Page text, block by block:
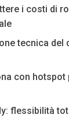
i costi di
tecnica del
con hotspot
flessibilità